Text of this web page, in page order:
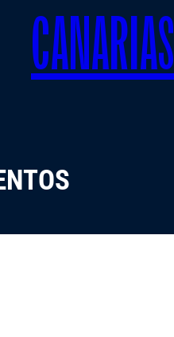
CANARIAS